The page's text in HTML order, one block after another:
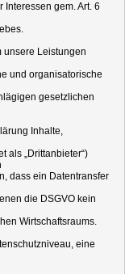
gem. Art. 6
Leistungen
und organisatorische
gesetzlichen
Inhalte,
„Drittanbieter“)
dass ein Datentransfer
die DSGVO kein
Wirtschaftsraums.
eine